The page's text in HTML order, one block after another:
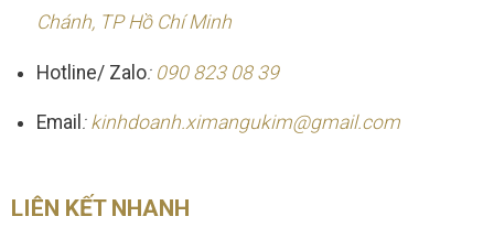
Chánh, TP Hồ Chí Minh
Hotline/ Zalo: 090 823 08 39
Email : kinhdoanh.ximangukim@gmail.com
LIÊN KẾT NHANH